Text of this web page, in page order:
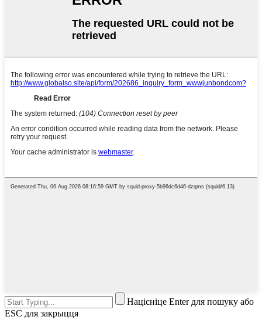
Націсніце Enter для пошуку або
ESC для закрыцця